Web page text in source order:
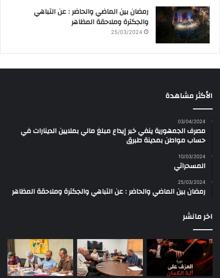
رمضان بين الماضي والحاضر : عن التباهي
والجكترة وملاحقة المظاهر
25/03/2024
الأكثر مشاهدة
03/04/2024
مصرف الجمهورية ينفي خبر إيداع مبلغ مالي بملايين الدينارات في
حساب مواطن بمدينة طبرق
10/03/2024
المسحراتي
25/03/2024
رمضان بين الماضي والحاضر : عن التباهي والجكترة وملاحقة المظاهر
اخر مانشر